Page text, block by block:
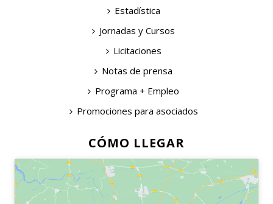
Estadística
Jornadas y Cursos
Licitaciones
Notas de prensa
Programa + Empleo
Promociones para asociados
CÓMO LLEGAR